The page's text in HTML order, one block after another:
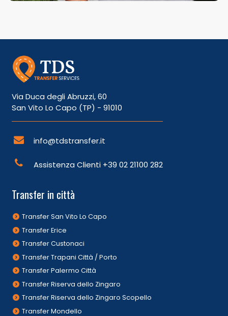
Via Duca degli Abruzzi, 60
San Vito Lo Capo (TP) - 91010
info@tdstransfer.it
Assistenza Clienti +39 02 21100 282
Transfer in città
Transfer San Vito Lo Capo
Transfer Erice
Transfer Custonaci
Transfer Trapani Città / Porto
Transfer Palermo Città
Transfer Riserva dello Zingaro
Transfer Riserva dello Zingaro Scopello
Transfer Mondello